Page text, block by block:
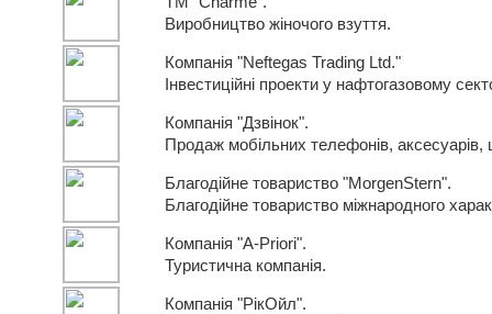
Виробництво жіночого взуття.
Компанія "Neftegas Trading Ltd."
Інвестиційні проекти у нафтогазовому
Компанія "Дзвінок".
Продаж мобільних телефонів, аксесуарів,
Благодійне товариство "MorgenStern".
Благодійне товариство міжнародного
Компанія "A-Priori".
Туристична компанія.
Компанія "РікОйл".